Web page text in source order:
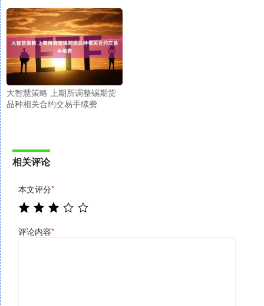
大智慧策略 上期所调整锡期货
品种相关合约交易手续费
相关评论
本文评分*
评论内容*